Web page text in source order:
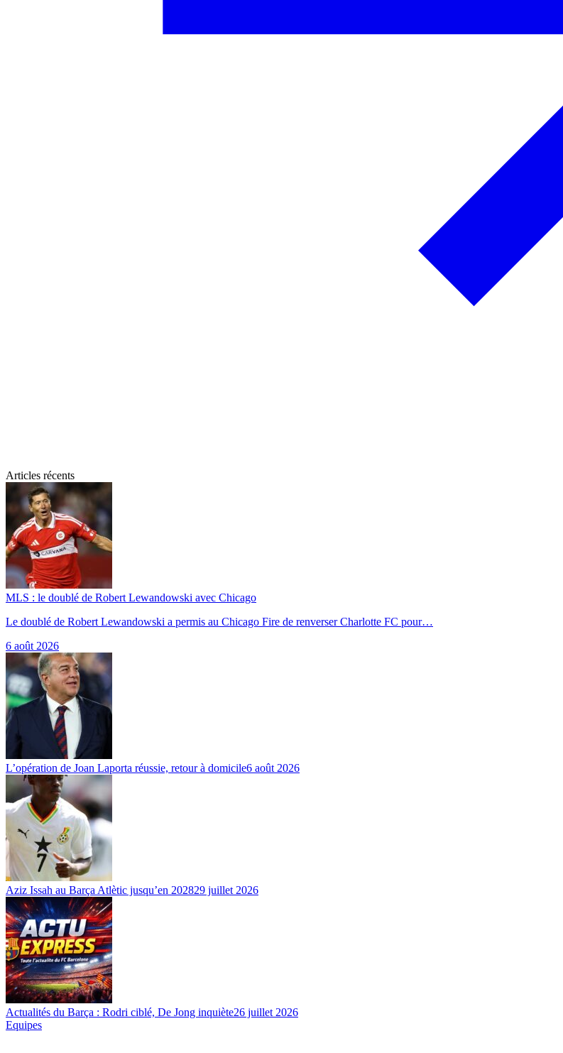
Articles récents
MLS : le doublé de Robert Lewandowski avec Chicago
Le doublé de Robert Lewandowski a permis au Chicago Fire de renverser Charlotte FC pour…
6 août 2026
L’opération de Joan Laporta réussie, retour à domicile6 août 2026
Aziz Issah au Barça Atlètic jusqu’en 202829 juillet 2026
Actualités du Barça : Rodri ciblé, De Jong inquiète26 juillet 2026
Equipes